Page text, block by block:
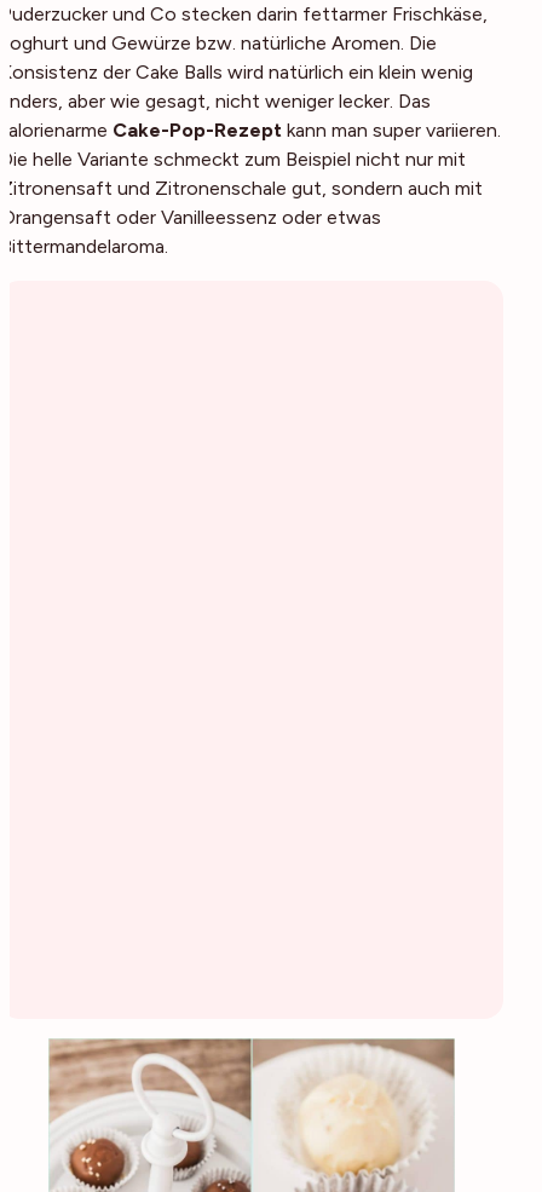
Puderzucker und Co stecken darin fettarmer Frischkäse,
Joghurt und Gewürze bzw. natürliche Aromen. Die
Konsistenz der Cake Balls wird natürlich ein klein wenig
anders, aber wie gesagt, nicht weniger lecker. Das
kalorienarme Cake-Pop-Rezept kann man super variieren.
Die helle Variante schmeckt zum Beispiel nicht nur mit
Zitronensaft und Zitronenschale gut, sondern auch mit
Orangensaft oder Vanilleessenz oder etwas
Bittermandelaroma.